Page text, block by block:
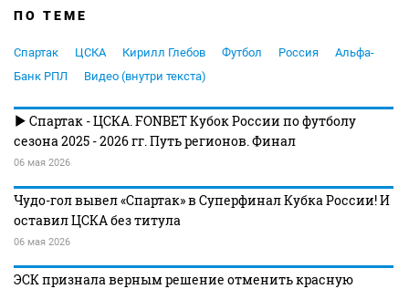
ПО ТЕМЕ
Спартак ЦСКА Кирилл Глебов Футбол Россия
Альфа-
Банк РПЛ
Видео (внутри текста)
Спартак - ЦСКА. FONBET Кубок России по футболу
сезона 2025 - 2026 гг. Путь регионов. Финал
06 мая 2026
Чудо-гол вывел «Спартак» в Суперфинал Кубка России! И
оставил ЦСКА без титула
06 мая 2026
ЭСК признала верным решение отменить красную